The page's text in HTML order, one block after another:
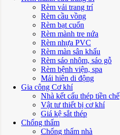
Rèm vải trang trí
Rèm cầu vồng
Rèm bạt cuốn
Rèm mành tre nứa
Rèm nhựa PVC
Rèm màn sân khấu
Rèm sáo nhôm, sáo gỗ
Rèm bệnh viện, spa
Mái hiên di động
Gia công Cơ khí
Nhà kết cấu thép tiền chế
Vật tư thiết bị cơ khí
Giá kệ sắt thép
Chống thấm
Chống thấm nhà